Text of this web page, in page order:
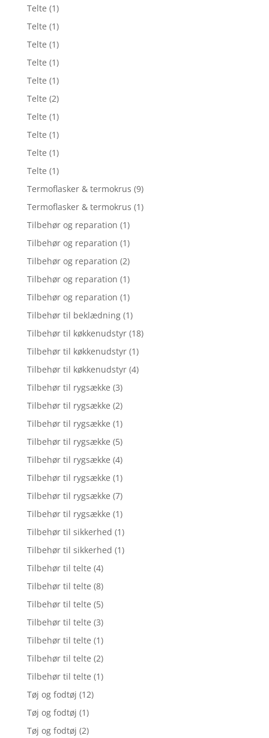
Telte (1)
Telte (1)
Telte (1)
Telte (1)
Telte (1)
Telte (2)
Telte (1)
Telte (1)
Telte (1)
Telte (1)
Termoflasker & termokrus (9)
Termoflasker & termokrus (1)
Tilbehør og reparation (1)
Tilbehør og reparation (1)
Tilbehør og reparation (2)
Tilbehør og reparation (1)
Tilbehør og reparation (1)
Tilbehør til beklædning (1)
Tilbehør til køkkenudstyr (18)
Tilbehør til køkkenudstyr (1)
Tilbehør til køkkenudstyr (4)
Tilbehør til rygsække (3)
Tilbehør til rygsække (2)
Tilbehør til rygsække (1)
Tilbehør til rygsække (5)
Tilbehør til rygsække (4)
Tilbehør til rygsække (1)
Tilbehør til rygsække (7)
Tilbehør til rygsække (1)
Tilbehør til sikkerhed (1)
Tilbehør til sikkerhed (1)
Tilbehør til telte (4)
Tilbehør til telte (8)
Tilbehør til telte (5)
Tilbehør til telte (3)
Tilbehør til telte (1)
Tilbehør til telte (2)
Tilbehør til telte (1)
Tøj og fodtøj (12)
Tøj og fodtøj (1)
Tøj og fodtøj (2)